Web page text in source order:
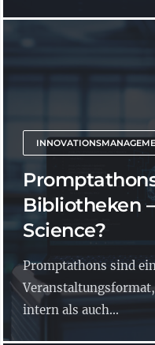
Bibliotheken
Science?
Promptathons sind
intern als auch...